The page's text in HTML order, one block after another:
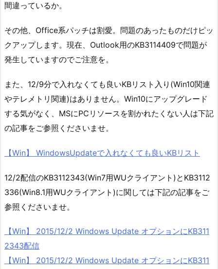
間違っているか。
その他、Office系パッチは割愛。問題のあったものだけピッ
クアップします。現在、Outlook用のKB3114409で問題が
発生していますのでご注意を。
また、12/9分で入れなくても良いKBリスト入り(Win10関連
やテレメトリ関連)はありません。Win10にアップグレード
する気がなく、MSにPCリソースを割かれたくない人は下記
の記事をご参照くださいませ。
【Win】 WindowsUpdateで入れなくても良いKBリスト
12/2配信のKB3112343(Win7用WUクライアント)とKB3112
336(Win8.1用WUクライアント)に関しては下記の記事をご
参照くださいませ。
【Win】 2015/12/2 Windows Update オプションにKB311
2343配信
【Win】 2015/12/2 Windows Update オプションにKB311